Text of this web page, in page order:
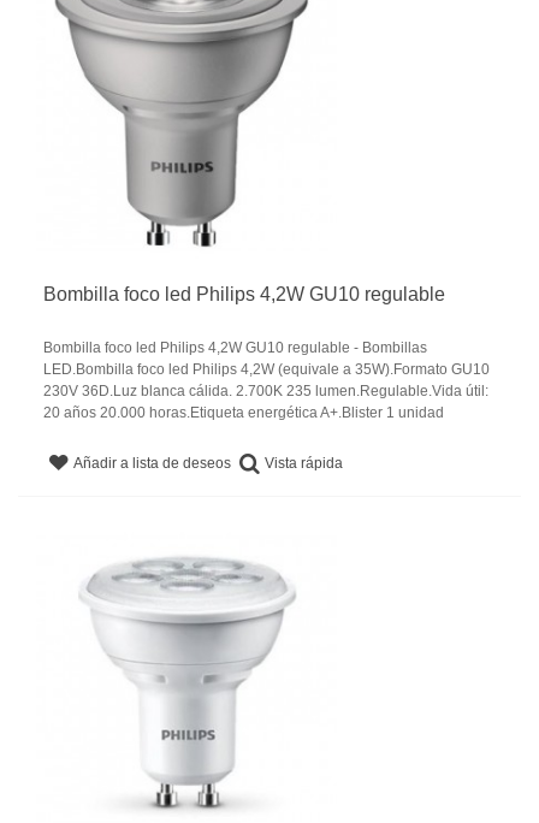
Bombilla foco led Philips 4,2W GU10 regulable
Bombilla foco led Philips 4,2W GU10 regulable - Bombillas
LED.Bombilla foco led Philips 4,2W (equivale a 35W).Formato GU10
230V 36D.Luz blanca cálida. 2.700K 235 lumen.Regulable.Vida útil:
20 años 20.000 horas.Etiqueta energética A+.Blister 1 unidad
Añadir a lista de deseos Vista rápida